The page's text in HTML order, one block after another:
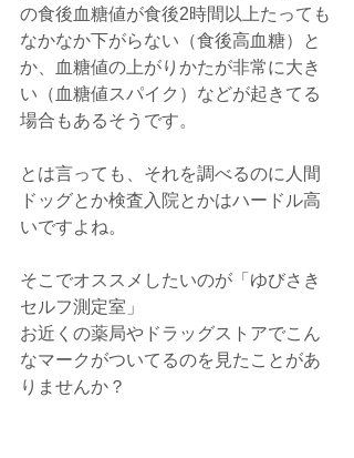
の食後血糖値が食後2時間以上たっても
なかなか下がらない（食後高血糖）と
か、血糖値の上がりかたが非常に大き
い（血糖値スパイク）などが起きてる
場合もあるそうです。
とは言っても、それを調べるのに人間
ドッグとか検査入院とかはハードル高
いですよね。
そこでオススメしたいのが「ゆびさき
セルフ測定室」
お近くの薬局やドラッグストアでこん
なマークがついてるのを見たことがあ
りませんか？